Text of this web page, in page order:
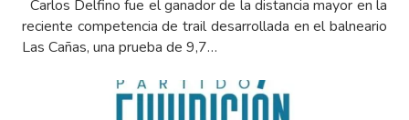
Carlos Delfino fue el ganador de la distancia mayor en la
reciente competencia de trail desarrollada en el balneario
Las Cañas, una prueba de 9,7…